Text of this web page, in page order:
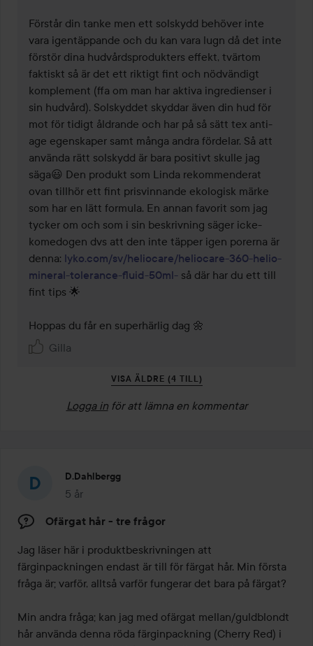
Förstår din tanke men ett solskydd behöver inte
vara igentäppande och du kan vara lugn då det inte
förstör dina hudvårdsprodukters effekt, tvärtom
faktiskt så är det ett riktigt fint och nödvändigt
komplement (ffa om man har aktiva ingredienser i
sin hudvård). Solskyddet skyddar även din hud för
mot för tidigt åldrande och har på så sätt tex anti-
age egenskaper samt många andra fördelar. Så att
använda rätt solskydd är bara positivt skulle jag
säga😃 Den produkt som Linda rekommenderat
ovan tillhör ett fint prisvinnande ekologisk märke
som har en lätt formula. En annan favorit som jag
tycker om och som i sin beskrivning säger icke-
komedogen dvs att den inte täpper igen porerna är
denna: lyko.com/sv/heliocare/heliocare-360-helio-
mineral-tolerance-fluid-50ml- så där har du ett till
fint tips 🌟
Gilla
VISA ÄLDRE (4 TILL)
Logga in för att lämna en kommentar
D.dahlbergg
5 år
Inlägget skapades 5 år
Ofärgat hår - tre frågor
Jag läser här i produktbeskrivningen att
färginpackningen endast är till för färgat hår. Min första
fråga är; varför, alltså varför fungerar det bara på färgat?
Min andra fråga; kan jag med ofärgat mellan/guldblondt
hår använda denna röda färginpackning (Cherry Red) i